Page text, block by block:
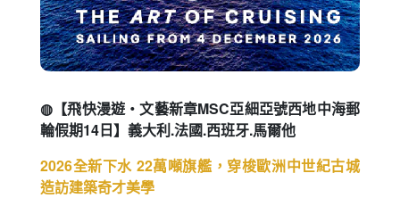
◍【飛快漫遊・文藝新章MSC亞細亞號西地中海郵
輪假期14日】義大利.法國.西班牙.馬爾他
2026全新下水 22萬噸旗艦，穿梭歐洲中世紀古城
造訪建築奇才美學